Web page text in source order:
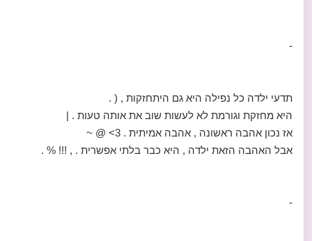
-
תדעי ילדה כל נפילה היא גם היתחזקות , ( .
היא מחזקת וגורמת לא לעשות שוב את אותה טעות . |
אז נכון אהבה ראשונה , אהבה אמיתית . 3> @ ~
אבל האהבה הזאת ילדה , היא כבר בלתי אפשרית . , !!! % .
-